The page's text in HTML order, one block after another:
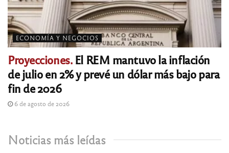
ECONOMÍA Y NEGOCIOS
Proyecciones.El REM mantuvo la inflación
de julio en 2% y prevé un dólar más bajo para
fin de 2026
6 de agosto de 2026
Noticias más leídas